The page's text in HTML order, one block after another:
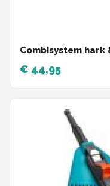
Combisystem hark
€ 44,95